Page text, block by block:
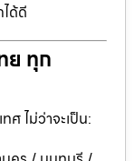
ด้ดี
ย ทุก
ไม่ว่าจะเป็น: